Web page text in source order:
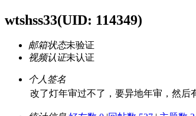
wtshss33(UID: 114349)
邮箱状态未验证
视频认证未认证
个人签名
改了灯年审过不了，要异地年审，然后